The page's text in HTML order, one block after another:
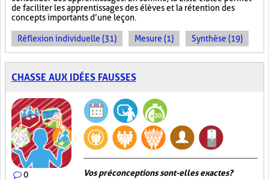
de faciliter les apprentissages des élèves et la rétention des
concepts importants d’une leçon.
Réflexion individuelle (31) Mesure (1) Synthèse (19)
CHASSE AUX IDÉES FAUSSES
0 Vos préconceptions sont-elles exactes ?